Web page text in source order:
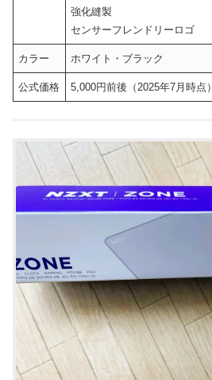
強化縫製
センサーフレンドリーロゴ
カラー ホワイト・ブラック
公式価格 5,000円前後（2025年7月時点）